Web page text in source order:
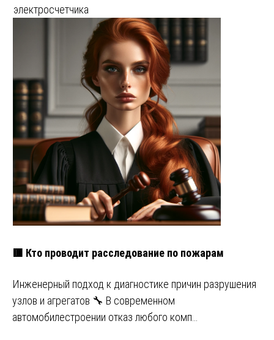
электросчетчика
🟥 Кто проводит расследование по пожарам
Инженерный подход к диагностике причин разрушения
узлов и агрегатов 🔧 В современном
автомобилестроении отказ любого комп…